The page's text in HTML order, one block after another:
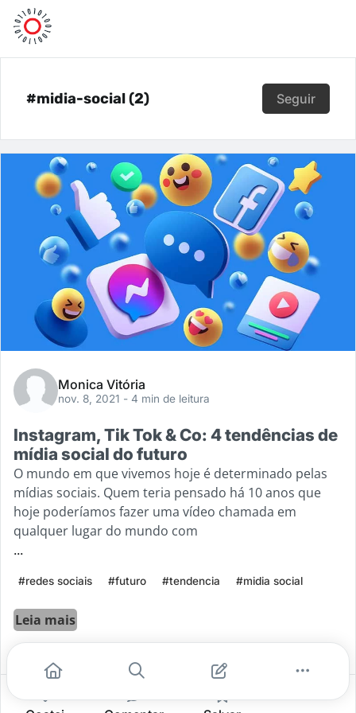
#midia-social (2) Seguir
Monica Vitória
nov. 8, 2021 - 4 min de leitura
Instagram, Tik Tok & Co: 4 tendências de
mídia social do futuro
O mundo em que vivemos hoje é determinado pelas
mídias sociais. Quem teria pensado há 10 anos que
hoje poderíamos fazer uma vídeo chamada em
qualquer lugar do mundo com
...
#redes sociais #futuro #tendencia #midia social
Leia mais